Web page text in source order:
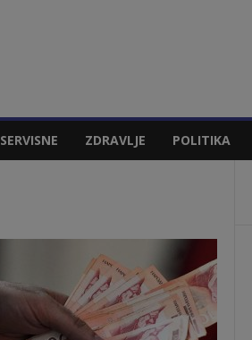
SERVISNE ZDRAVLJE POLITIKA